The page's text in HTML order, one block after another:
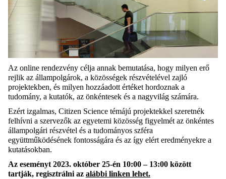
Az online rendezvény célja annak bemutatása, hogy milyen erő
rejlik az állampolgárok, a közösségek részvételével zajló
projektekben, és milyen hozzáadott értéket hordoznak a
tudomány, a kutatók, az önkéntesek és a nagyvilág számára.
Ezért izgalmas, Citizen Science témájú projektekkel szeretnék
felhívni a szervezők az egyetemi közösség figyelmét az önkéntes
állampolgári részvétel és a tudományos szféra
együttműködésének fontosságára és az így elért eredményekre a
kutatásokban.
Az eseményt 2023. október 25-én 10:00 – 13:00 között
tartják, regisztrálni az alábbi linken lehet.